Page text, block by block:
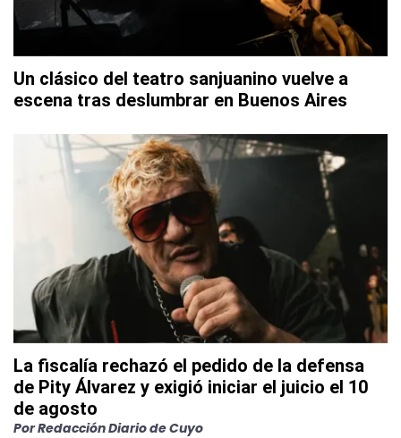
Un clásico del teatro sanjuanino vuelve a
escena tras deslumbrar en Buenos Aires
La fiscalía rechazó el pedido de la defensa
de Pity Álvarez y exigió iniciar el juicio el 10
de agosto
PorRedacción Diario de Cuyo